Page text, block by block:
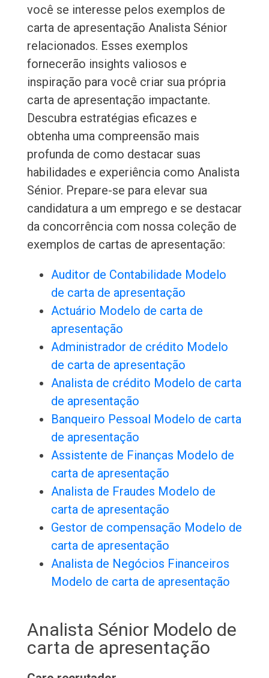
você se interesse pelos exemplos de
carta de apresentação Analista Sénior
relacionados. Esses exemplos
fornecerão insights valiosos e
inspiração para você criar sua própria
carta de apresentação impactante.
Descubra estratégias eficazes e
obtenha uma compreensão mais
profunda de como destacar suas
habilidades e experiência como Analista
Sénior. Prepare-se para elevar sua
candidatura a um emprego e se destacar
da concorrência com nossa coleção de
exemplos de cartas de apresentação:
Auditor de Contabilidade Modelo
de carta de apresentação
Actuário Modelo de carta de
apresentação
Administrador de crédito Modelo
de carta de apresentação
Analista de crédito Modelo de carta
de apresentação
Banqueiro Pessoal Modelo de carta
de apresentação
Assistente de Finanças Modelo de
carta de apresentação
Analista de Fraudes Modelo de
carta de apresentação
Gestor de compensação Modelo de
carta de apresentação
Analista de Negócios Financeiros
Modelo de carta de apresentação
Analista Sénior Modelo de
carta de apresentação